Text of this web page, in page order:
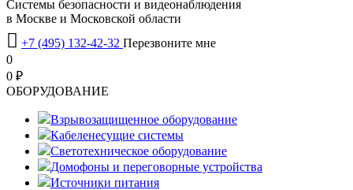
Системы безопасности и видеонаблюдения
в Москве и Московской области
 +7 (495) 132-42-32 Перезвоните мне
0
0 ₽
OБОРУДОВАНИЕ
Взрывозащищенное оборудование
Кабеленесущие системы
Светотехническое оборудование
Домофоны и переговорные устройства
Источники питания